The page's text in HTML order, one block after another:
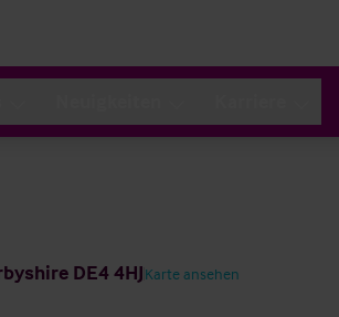
DE4 4HJKarte ansehen